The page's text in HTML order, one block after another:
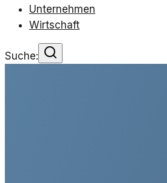
Unternehmen
Wirtschaft
Suche: